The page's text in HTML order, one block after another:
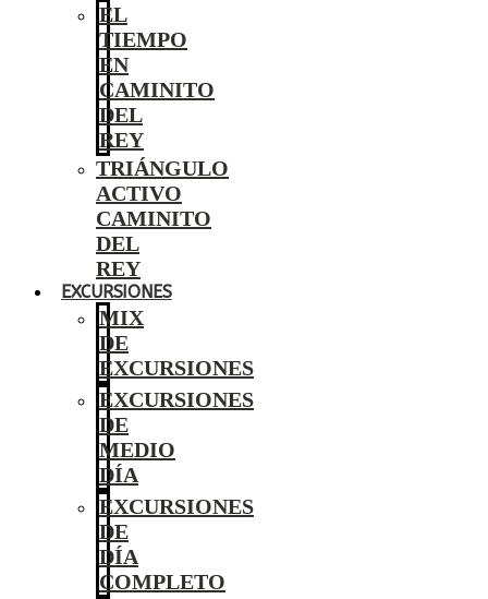
EL
TIEMPO
EN
CAMINITO
DEL
REY
TRIÁNGULO
ACTIVO
CAMINITO
DEL
REY
EXCURSIONES
MIX
DE
EXCURSIONES
EXCURSIONES
DE
MEDIO
DÍA
EXCURSIONES
DE
DÍA
COMPLETO